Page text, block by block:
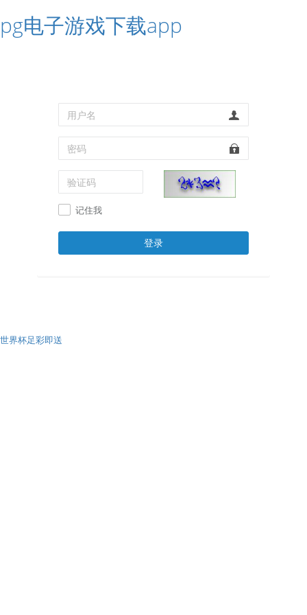
pg电子游戏下载app
记住我
登录
世界杯足彩即送